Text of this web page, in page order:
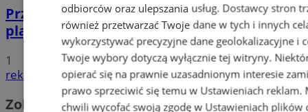
Przyszłość Wodzisławia Śląskiego:
planowane inwestycje na 2025 rok
1
reklama
Zobacz również
odbiorców oraz ulepszania usług. Dostawcy stron
również przetwarzać Twoje dane w tych i innych
wykorzystywać precyzyjne dane geolokalizacyjne i
Twoje wybory dotyczą wyłącznie tej witryny.
opierać się na prawnie uzasadnionym interesie
prawo sprzeciwić się temu w Ustawieniach reklam.
chwili wycofać swoją zgodę w Ustawieniach plików